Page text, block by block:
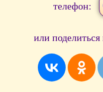
телефон:
или